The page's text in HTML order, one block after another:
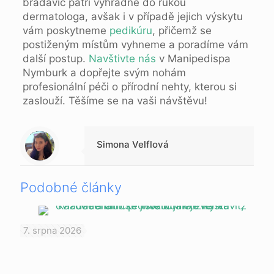
bradavic patří výhradně do rukou
dermatologa, avšak i v případě jejich výskytu
vám poskytneme pedikúru, přičemž se
postiženým místům vyhneme a poradíme vám
další postup. Navštivte nás v Manipedispa
Nymburk a dopřejte svým nohám
profesionální péči o přírodní nehty, kterou si
zaslouží. Těšíme se na vaši návštěvu!
Warning
: Trying to access array offset on null in
/data/1/d/1da9a732-fb3a-4804-a40f-d46885ca54ae/lajk.online/web/wp-content/themes/betheme-child/includes/content-single.php
on line
286
Simona Velflová
Podobné články
7. srpna 2026